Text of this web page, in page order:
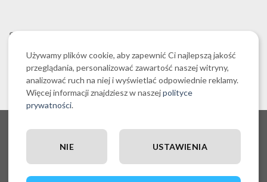
SZUKAJ
REGULAMIN SKLEPU REGALCOTTON.COM
RĘCZNIKI EGIPSKA BAWEŁNA
POLITYKA COOKIES
ZESTAWY PROMOCYJNE
OUTLET I WYPRZEDAŻ
Używamy plików cookie, aby zapewnić Ci najlepszą jakość
przeglądania, personalizować zawartość naszej witryny,
analizować ruch na niej i wyświetlać odpowiednie reklamy.
Więcej informacji znajdziesz w naszejpolityce
prywatności.
USTAWIENIA
NIE